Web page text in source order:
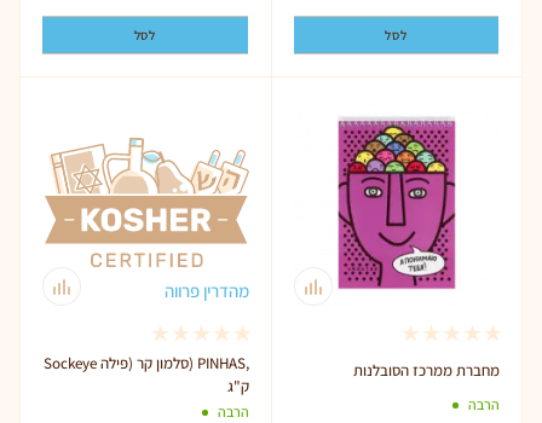
לסל לסל
מהדרין פרווה
Sockeye סלמון קר (פילה) PINHAS,
ק"ג
הרבה
מחברת ממרכז הסובלנות
הרבה